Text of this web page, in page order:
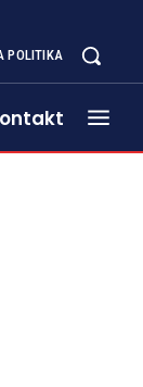
POLITIKA